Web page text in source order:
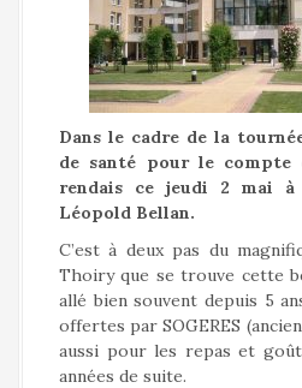
Dans le cadre de la
de santé pour le compte
rendais ce jeudi 2 mai à
Léopold Bellan.
C’est à deux pas du
Thoiry que se trouve cette
allé bien souvent depuis 5
offertes par SOGERES
aussi pour les repas et
années de suite.